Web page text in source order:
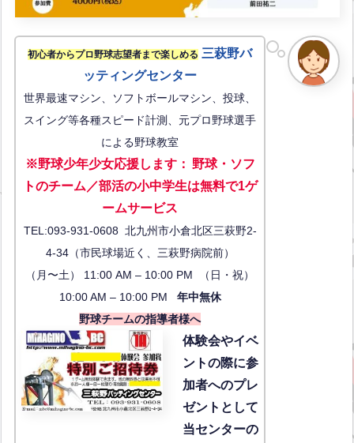
初心者からプロ野球志望者まで楽しめる 三萩野バ
ッティングセンター
世界最速マシン、ソフトボールマシン、投球、
スイング等各種スピード計測、元プロ野球選手
による野球教室
※野球少年少女応援します： 野球・ソフ
トのチーム／部活の小中学生は無料で1ゲ
ームサービス
TEL:093-931-0608 北九州市小倉北区三萩野2-
4-34（市民球場近く、三萩野病院前）
（月〜土） 11:00 AM – 10:00 PM （日・祝）
10:00 AM – 10:00 PM 年中無休
野球チームの指導者様へ
体験会やイベ
ントの際に参
加者へのプレ
ゼントとして
当センターの